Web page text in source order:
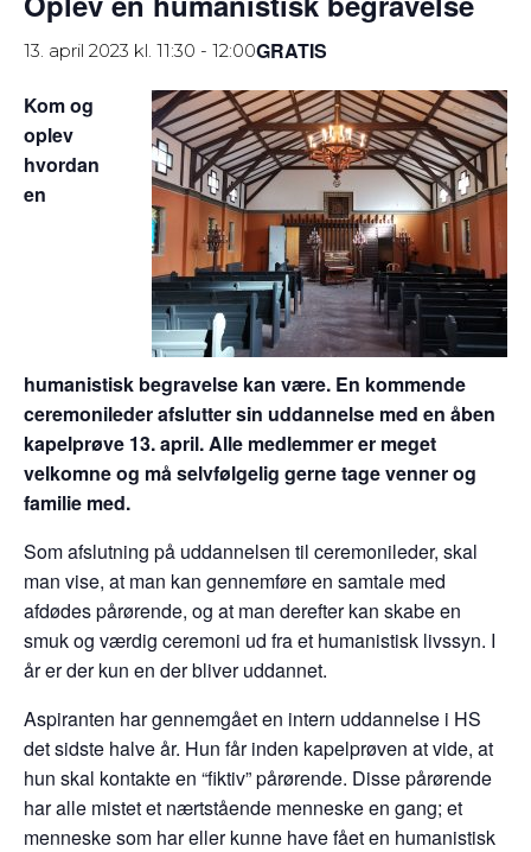
13. april 2023 kl. 11:30 - 12:00GRATIS
Kom og
oplev
hvordan
en
humanistisk begravelse kan være. En kommende
ceremonileder afslutter sin uddannelse med en åben
kapelprøve 13. april. Alle medlemmer er meget
velkomne og må selvfølgelig gerne tage venner og
familie med.
Som afslutning på uddannelsen til ceremonileder, skal
man vise, at man kan gennemføre en samtale med
afdødes pårørende, og at man derefter kan skabe en
smuk og værdig ceremoni ud fra et humanistisk livssyn. I
år er der kun en der bliver uddannet.
Aspiranten har gennemgået en intern uddannelse i HS
det sidste halve år. Hun får inden kapelprøven at vide, at
hun skal kontakte en “fiktiv” pårørende. Disse pårørende
har alle mistet et nærtstående menneske en gang; et
menneske som har eller kunne have fået en humanistisk